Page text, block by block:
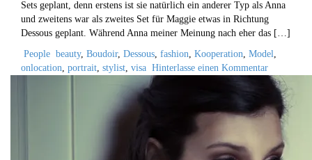
Sets geplant, denn erstens ist sie natürlich ein anderer Typ als Anna
und zweitens war als zweites Set für Maggie etwas in Richtung
Dessous geplant. Während Anna meiner Meinung nach eher das […]
People beauty, Boudoir, Dessous fashion Kooperation Model
onlocation portrait stylist visa Hinterlasse einen Kommentar